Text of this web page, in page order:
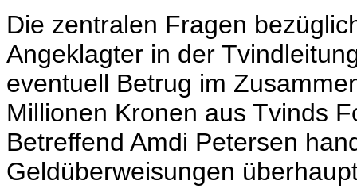
Die zentralen Fragen
Angeklagter in der
eventuell Betrug im
Millionen Kronen aus Tvinds
Betreffend Amdi Petersen
Geldüberweisungen